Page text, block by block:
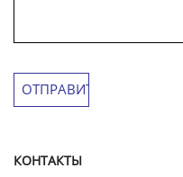
КОНТАКТЫ